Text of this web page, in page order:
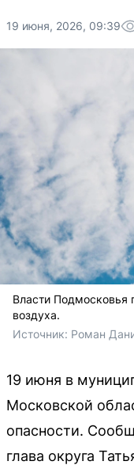
19 июня, 2026, 09:39
Власти Подмосковья
воздуха.
Источник: Роман
19 июня в
Московской
опасности.
глава округа